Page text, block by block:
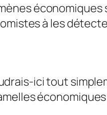
à les
ici tout